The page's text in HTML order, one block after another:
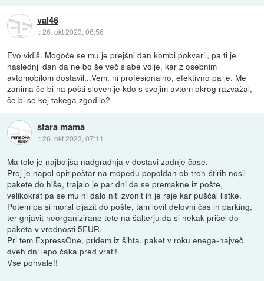
val46
::26. okt 2023, 06:56
Evo vidiš. Mogoče se mu je prejšni dan kombi pokvaril, pa ti je
naslednji dan da ne bo še več slabe volje, kar z osebnim
avtomobilom dostavil...Vem, ni profesionalno, efektivno pa je. Me
zanima če bi na pošti slovenije kdo s svojim avtom okrog razvažal,
če bi se kej takega zgodilo?
stara mama
::26. okt 2023, 07:11
Ma tole je najboljša nadgradnja v dostavi zadnje čase.
Prej je napol opit poštar na mopedu popoldan ob treh-štirih nosil
pakete do hiše, trajalo je par dni da se premakne iz pošte,
velikokrat pa se mu ni dalo niti zvonit in je raje kar puščal listke.
Potem pa si moral cijazit do pošte, tam lovit delovni čas in parking,
ter gnjavit neorganizirane tete na šalterju da si nekak prišel do
paketa v vrednosti 5EUR.
Pri tem ExpressOne, pridem iz šihta, paket v roku enega-največ
dveh dni lepo čaka pred vrati!
Vse pohvale!!